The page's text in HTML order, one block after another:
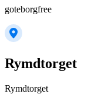
goteborgfree
Rymdtorget
Rymdtorget